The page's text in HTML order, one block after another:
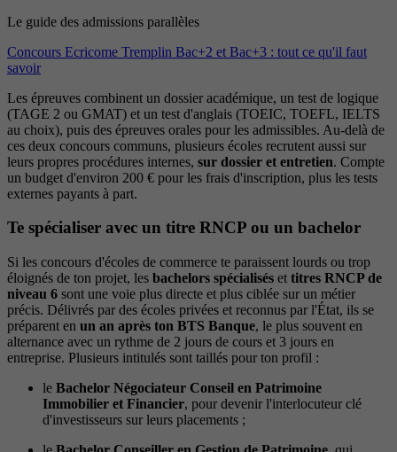
Le guide des admissions parallèles
Concours Ecricome Tremplin Bac+2 et Bac+3 : tout ce qu'il faut
savoir
Les épreuves combinent un dossier académique, un test de logique
(TAGE 2 ou GMAT) et un test d'anglais (TOEIC, TOEFL, IELTS
au choix), puis des épreuves orales pour les admissibles. Au-delà de
ces deux concours communs, plusieurs écoles recrutent aussi sur
leurs propres procédures internes, sur dossier et entretien. Compte
un budget d'environ 200 € pour les frais d'inscription, plus les tests
externes payants à part.
Te spécialiser avec un titre RNCP ou un bachelor
Si les concours d'écoles de commerce te paraissent lourds ou trop
éloignés de ton projet, les bachelors spécialisés et titres RNCP de
niveau 6 sont une voie plus directe et plus ciblée sur un métier
précis. Délivrés par des écoles privées et reconnus par l'État, ils se
préparent en un an après ton BTS Banque, le plus souvent en
alternance avec un rythme de 2 jours de cours et 3 jours en
entreprise. Plusieurs intitulés sont taillés pour ton profil :
le Bachelor Négociateur Conseil en Patrimoine
Immobilier et Financier, pour devenir l'interlocuteur clé
d'investisseurs sur leurs placements ;